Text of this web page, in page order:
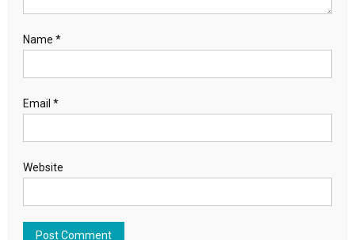
Name *
Email *
Website